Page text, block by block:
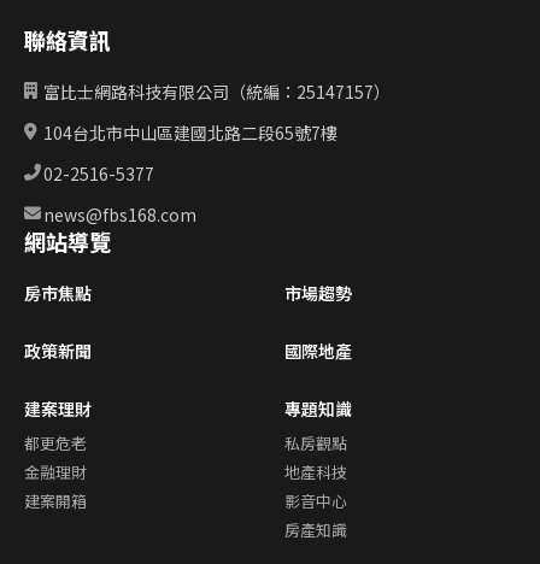
聯絡資訊
富比士網路科技有限公司（統編：25147157）
104台北市中山區建國北路二段65號7樓
02-2516-5377
news@fbs168.com
網站導覽
房市焦點 市場趨勢
政策新聞 國際地產
建案理財
都更危老
金融理財
建案開箱
專題知識
私房觀點
地產科技
影音中心
房產知識